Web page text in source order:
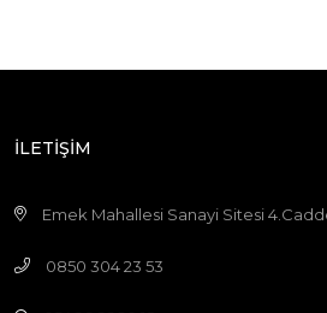
İLETİŞİM
Emek Mahallesi Sanayi Sitesi
0850 304 23 53